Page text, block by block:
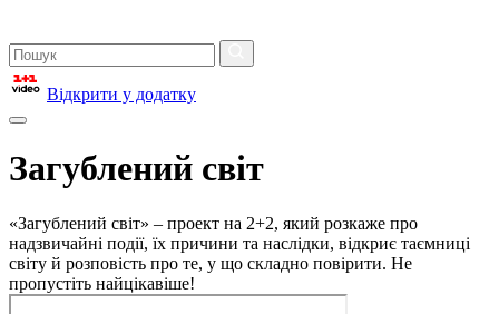
Відкрити у додатку
Загублений світ
«Загублений світ» – проект на 2+2, який розкаже про
надзвичайні події, їх причини та наслідки, відкриє таємниці
світу й розповість про те, у що складно повірити. Не
пропустіть найцікавіше!